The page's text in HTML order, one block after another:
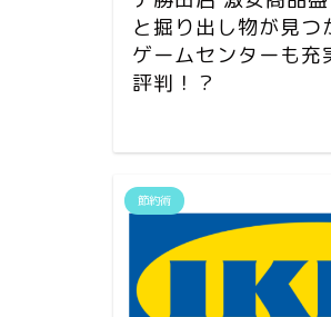
と掘り出し物が見つ
ゲームセンターも充
評判！？
節約術